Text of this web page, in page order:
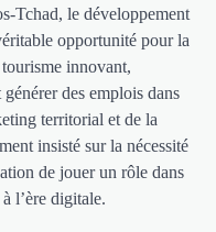
Tchad, le développement
opportunité pour la
innovant,
des emplois dans
territorial et de la
insisté sur la nécessité
de jouer un rôle dans
l’ère digitale.